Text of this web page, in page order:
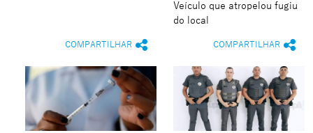
COMPARTILHAR
Veículo que atropelou fugiu
do local
COMPARTILHAR